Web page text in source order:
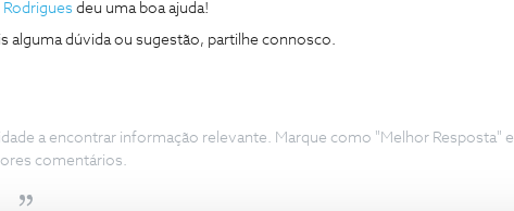
Rodrigues deu uma boa ajuda!
alguma dúvida ou sugestão, partilhe connosco.
a encontrar informação relevante. Marque como "Melhor Resposta"
comentários.